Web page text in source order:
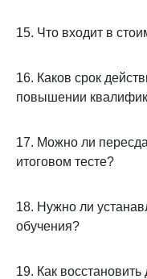
15. Что входит в
16. Каков срок
повышении
17. Можно ли
итоговом тесте?
18. Нужно ли
обучения?
19. Как